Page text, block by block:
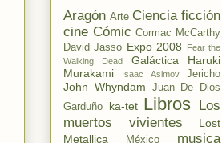
Aragón Arte Ciencia ficción
cine Cómic Cormac McCarthy
David Jasso Expo 2008
Fear the
Walking Dead
Galáctica
Haruki
Murakami
Isaac Asimov Jericho
John Whyndam
Juan De Dios
Garduño
ka-tet Libros Los
muertos vivientes
Lost
Metallica
México musica